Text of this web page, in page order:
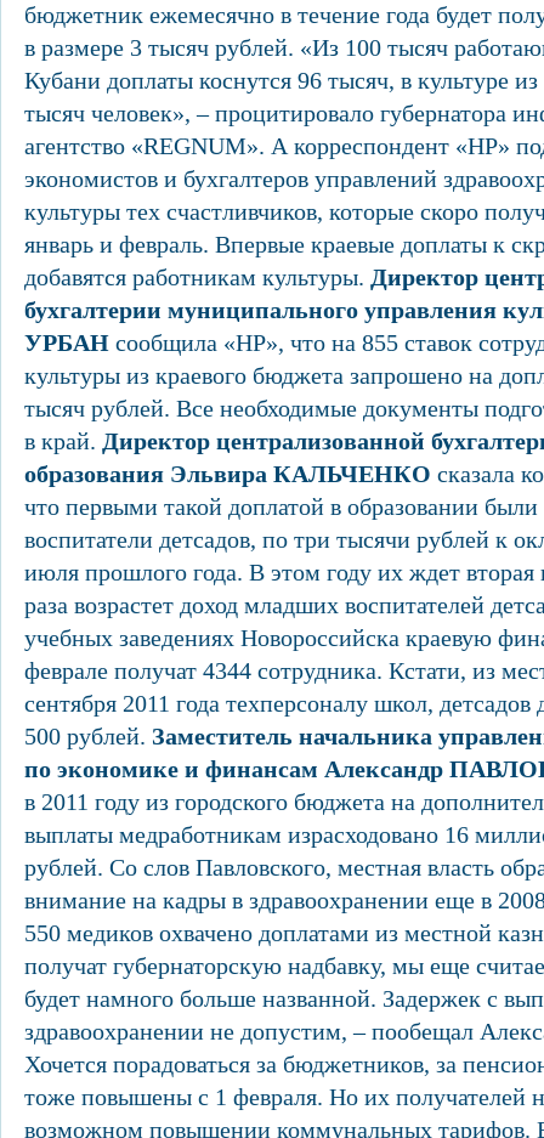
бюджетник ежемесячно в течение года будет
в размере 3 тысяч рублей. «Из 100 тысяч
Кубани доплаты коснутся 96 тысяч, в культуре
тысяч человек», – процитировало губернатора
агентство «REGNUM». А корреспондент «НР»
экономистов и бухгалтеров управлений
культуры тех счастливчиков, которые скоро
январь и февраль. Впервые краевые доплаты к
добавятся работникам культуры. Директор
бухгалтерии муниципального управления
УРБАН сообщила «НР», что на 855 ставок
культуры из краевого бюджета запрошено на
тысяч рублей. Все необходимые документы
в край. Директор централизованной
образования Эльвира КАЛЬЧЕНКО сказала
что первыми такой доплатой в образовании
воспитатели детсадов, по три тысячи рублей к
июля прошлого года. В этом году их ждет вторая
раза возрастет доход младших воспитателей
учебных заведениях Новороссийска краевую
феврале получат 4344 сотрудника. Кстати, из
сентября 2011 года техперсоналу школ,
500 рублей. Заместитель начальника
по экономике и финансам Александр
в 2011 году из городского бюджета на
выплаты медработникам израсходовано 16
рублей. Со слов Павловского, местная власть
внимание на кадры в здравоохранении еще в
550 медиков охвачено доплатами из местной
получат губернаторскую надбавку, мы еще
будет намного больше названной. Задержек с
здравоохранении не допустим, – пообещал
Хочется порадоваться за бюджетников, за
тоже повышены с 1 февраля. Но их получателей
возможном повышении коммунальных тарифов.